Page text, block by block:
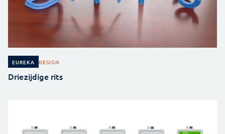
EUREKA DESIGN
Driezijdige rits